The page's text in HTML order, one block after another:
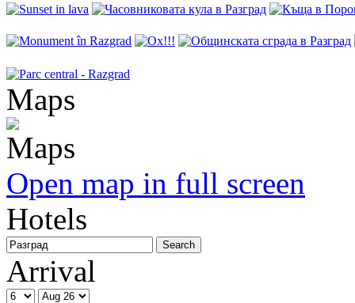
Maps
Open map in full screen
Hotels
Arrival